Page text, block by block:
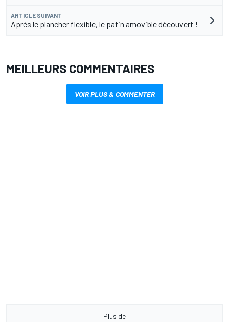
ARTICLE SUIVANT
Après le plancher flexible, le patin amovible découvert !
MEILLEURS COMMENTAIRES
VOIR PLUS & COMMENTER
Plus de